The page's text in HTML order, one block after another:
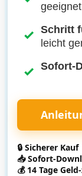
geeignet
Schritt
leicht
Sofort-
🔒 Sicherer Kauf
📥 Sofort-
💰 14 Tage